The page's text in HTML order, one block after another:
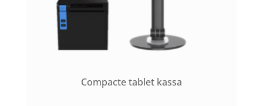
Compacte tablet kassa